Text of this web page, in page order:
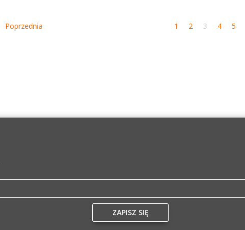
Poprzednia 1 2 3 4 5
ZAPISZ SIĘ